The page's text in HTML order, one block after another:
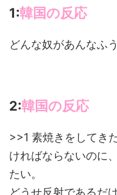
1:韓国の反応
どんな奴があんなふ
2:韓国の反応
>>1 素焼きをしてき
ければならないのに
たい。
どうせ反射であるだ